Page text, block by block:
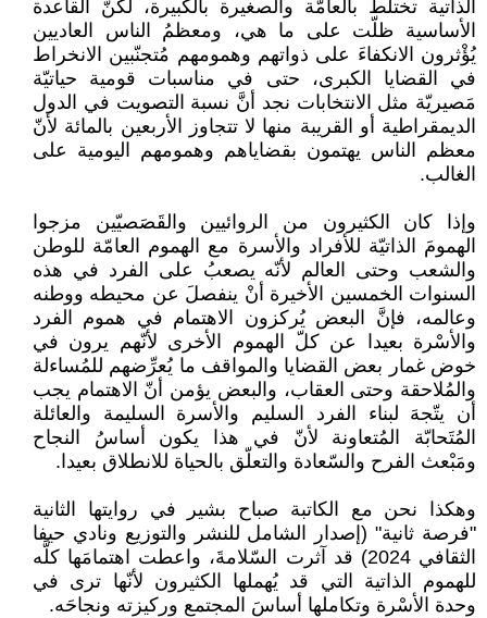
الذاتية تختلط بالعامّة والصغيرة بالكبيرة، لكنّ القاعدة
الأساسية ظلّت على ما هي، ومعظمُ الناس العاديين
يُؤْثرون الانكفاءَ على ذواتهم وهمومهم مُتجنّبين الانخراط
في القضايا الكبرى، حتى في مناسبات قومية حياتيّة
مَصيريّة مثل الانتخابات نجد أنَّ نسبة التصويت في الدول
الديمقراطية أو القريبة منها لا تتجاوز الأربعين بالمائة لأنّ
معظم الناس يهتمون بقضاياهم وهمومهم اليومية على
الغالب.
وإذا كان الكثيرون من الروائيين والقَصَصيّين مزجوا
الهمومَ الذاتيّة للأفراد والأسرة مع الهموم العامّة للوطن
والشعب وحتى العالم لأنّه يصعبُ على الفرد في هذه
السنوات الخمسين الأخيرة أنْ ينفصلَ عن محيطه ووطنه
وعالمه، فإنَّ البعض يُركزون الاهتمام في هموم الفرد
والأسْرة بعيدا عن كلّ الهموم الأخرى لأنّهم يرون في
خوض غمار بعض القضايا والمواقف ما يُعرِّضهم للمُساءلة
والمُلاحقة وحتى العقاب، والبعض يؤمن أنّ الاهتمام يجب
أن يتّجهَ لبناء الفرد السليم والأسرة السليمة والعائلة
المُتَحابّة المُتعاونة لأنّ في هذا يكون أساسُ النجاح
ومَبْعث الفرح والسّعادة والتعلّق بالحياة للانطلاق بعيدا.
وهكذا نحن مع الكاتبة صباح بشير في روايتها الثانية
"فرصة ثانية" (إصدار الشامل للنشر والتوزيع ونادي حيفا
الثقافي 2024) قد آثرت السّلامةَ، واعطت اهتمامَها كلَّه
للهموم الذاتية التي قد يُهملها الكثيرون لأنّها ترى في
وحدة الأسْرة وتكاملها أساسَ المجتمع وركيزته ونجاحَه.